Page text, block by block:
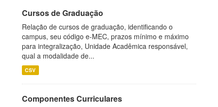
Cursos de Graduação
Relação de cursos de graduação, identificando o
campus, seu código e-MEC, prazos mínimo e máximo
para integralização, Unidade Acadêmica responsável,
qual a modalidade de...
CSV
Componentes Curriculares